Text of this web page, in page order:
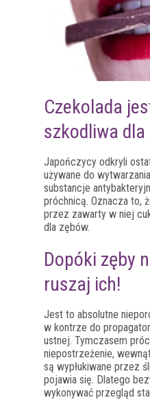
Czekolada
szkodliwa dla
Japończycy odkryli
używane do
substancje
próchnicą. Oznacza to,
przez zawarty w niej
dla zębów.
Dopóki zęby
ruszaj ich!
Jest to absolutne
w kontrze do
ustnej. Tymczasem
niepostrzeżenie,
są wypłukiwane przez
pojawia się. Dlatego
wykonywać przegląd